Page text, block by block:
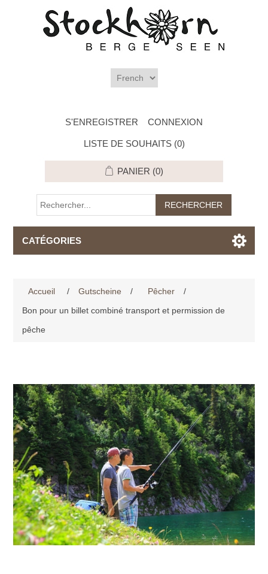
S'ENREGISTRER CONNEXION
LISTE DE SOUHAITS (0)
PANIER (0)
CATÉGORIES
Accueil / Gutscheine / Pêcher
/
Bon pour un billet combiné transport et permission de
pêche